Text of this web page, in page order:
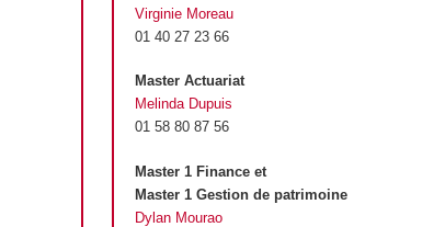
Virginie Moreau
01 40 27 23 66
Master Actuariat
Melinda Dupuis
01 58 80 87 56
Master 1 Finance et
Master 1 Gestion de patrimoine
Dylan Mourao